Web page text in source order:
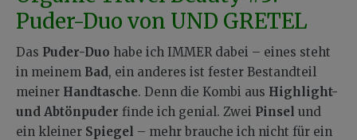
Puder-Duo von UND GRETEL
Das Puder-Duo habe ich IMMER dabei – eines steht
in meinem Bad, ein anderes ist fester Bestandteil
meiner Handtasche. Denn die Kombi aus Highlight-
und Abtönpuder finde ich genial. Zwei Pinsel und
ein kleiner Spiegel – mehr brauche ich nicht für ein